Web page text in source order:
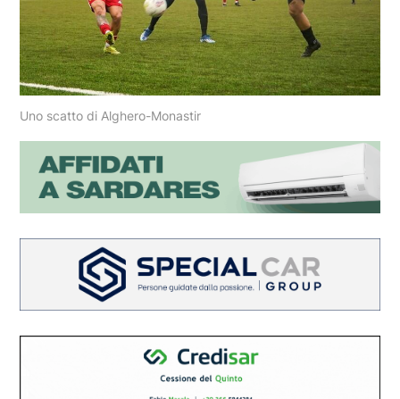
Uno scatto di Alghero-Monastir